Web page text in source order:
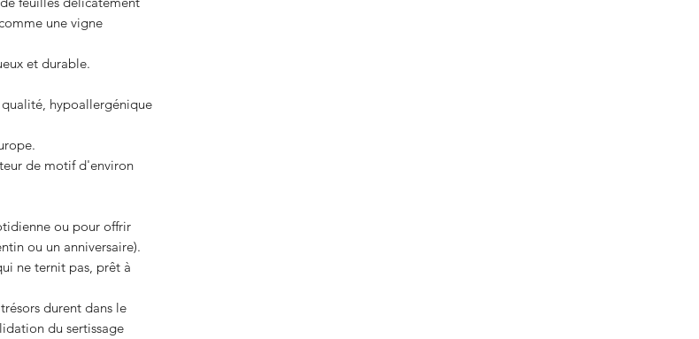
une vigne
et durable.
hypoallergénique
de motif d'environ
ou pour offrir
ou un anniversaire).
ne ternit pas, prêt à
durent dans le
du sertissage